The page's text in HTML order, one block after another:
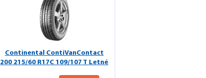
Continental ContiVanContact
200 215/60 R17C 109/107 T Letné